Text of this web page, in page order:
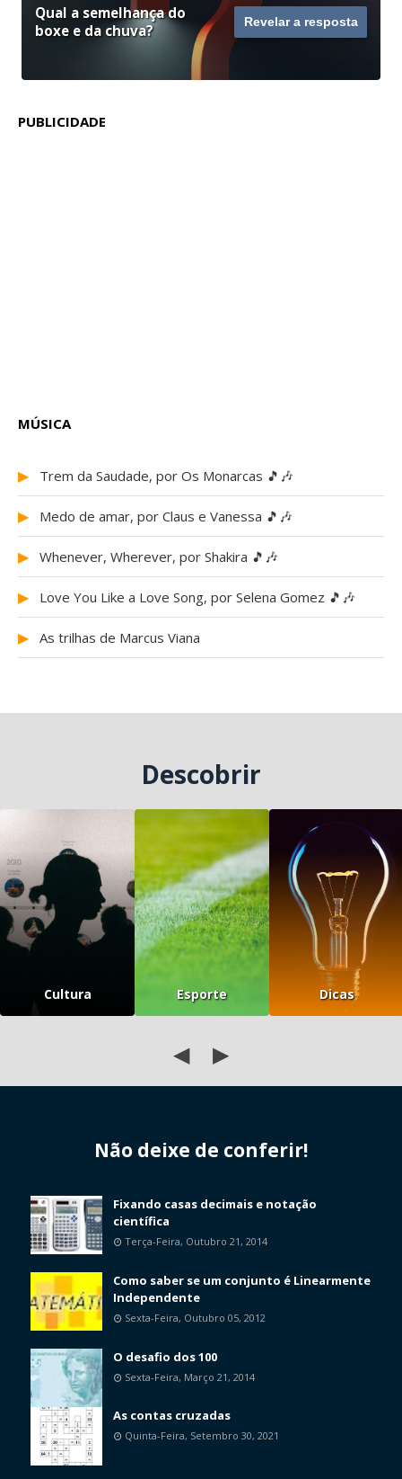
Qual a semelhança do
boxe e da chuva?
Revelar a resposta
PUBLICIDADE
MÚSICA
▶ Trem da Saudade, por Os Monarcas 🎵🎶
▶ Medo de amar, por Claus e Vanessa 🎵🎶
▶ Whenever, Wherever, por Shakira 🎵🎶
▶ Love You Like a Love Song, por Selena Gomez 🎵🎶
▶ As trilhas de Marcus Viana
Descobrir
Cultura Esporte Dicas
◀ ▶
Não deixe de conferir!
Fixando casas decimais e notação
científica
Terça-Feira, Outubro 21, 2014
Como saber se um conjunto é Linearmente
Independente
Sexta-Feira, Outubro 05, 2012
O desafio dos 100
Sexta-Feira, Março 21, 2014
As contas cruzadas
Quinta-Feira, Setembro 30, 2021